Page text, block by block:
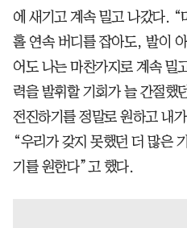
에 새기고 계속 밀고 나갔다.
홀 연속 버디를 잡아도, 발이
어도 나는 마찬가지로 계속 밀
력을 발휘할 기회가 늘 간절했
전진하기를 정말로 원하고 내
“우리가 갖지 못했던 더 많은
기를 원한다”고 했다.